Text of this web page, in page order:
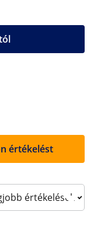
értékelést
reviews